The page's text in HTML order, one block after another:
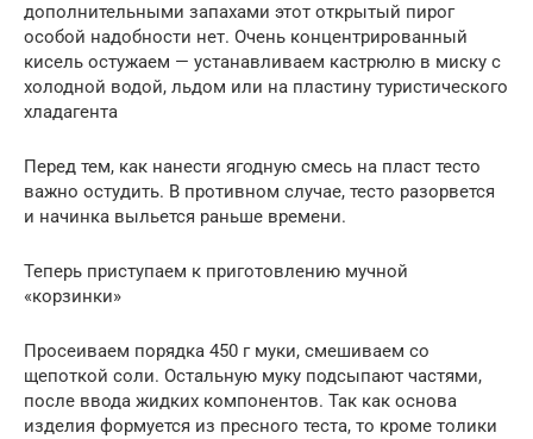
дополнительными запахами этот открытый пирог
особой надобности нет. Очень концентрированный
кисель остужаем — устанавливаем кастрюлю в миску с
холодной водой, льдом или на пластину туристического
хладагента
Перед тем, как нанести ягодную смесь на пласт тесто
важно остудить. В противном случае, тесто разорвется
и начинка выльется раньше времени.
Теперь приступаем к приготовлению мучной
«корзинки»
Просеиваем порядка 450 г муки, смешиваем со
щепоткой соли. Остальную муку подсыпают частями,
после ввода жидких компонентов. Так как основа
изделия формуется из пресного теста, то кроме толики